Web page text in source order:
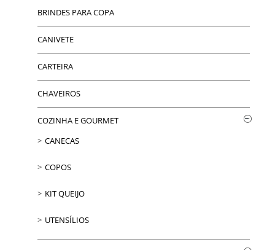
BRINDES PARA COPA
CANIVETE
CARTEIRA
CHAVEIROS
COZINHA E GOURMET
CANECAS
COPOS
KIT QUEIJO
UTENSÍLIOS